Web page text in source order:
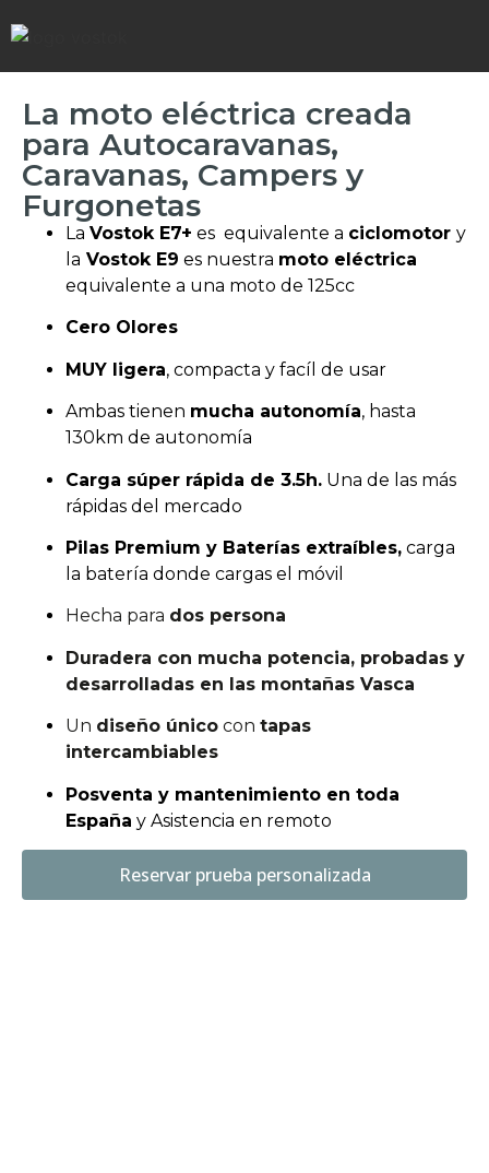
La moto eléctrica creada
para Autocaravanas,
Caravanas, Campers y
Furgonetas
La Vostok E7+ es equivalente a ciclomotor y
la Vostok E9 es nuestra moto eléctrica
equivalente a una moto de 125cc
Cero Olores
MUY ligera, compacta y facíl de usar
Ambas tienen mucha autonomía, hasta
130km de autonomía
Carga súper rápida de 3.5h. Una de las más
rápidas del mercado
Pilas Premium y Baterías extraíbles, carga
la batería donde cargas el móvil
Hecha para dos persona
Duradera con mucha potencia, probadas y
desarrolladas en las montañas Vasca
Un diseño único con tapas
intercambiables
Posventa y mantenimiento en toda
España y Asistencia en remoto
Reservar prueba personalizada